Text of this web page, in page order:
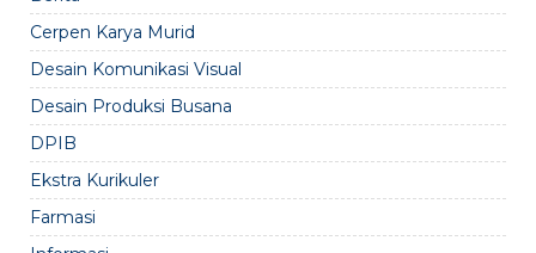
Cerpen Karya Murid
Desain Komunikasi Visual
Desain Produksi Busana
DPIB
Ekstra Kurikuler
Farmasi